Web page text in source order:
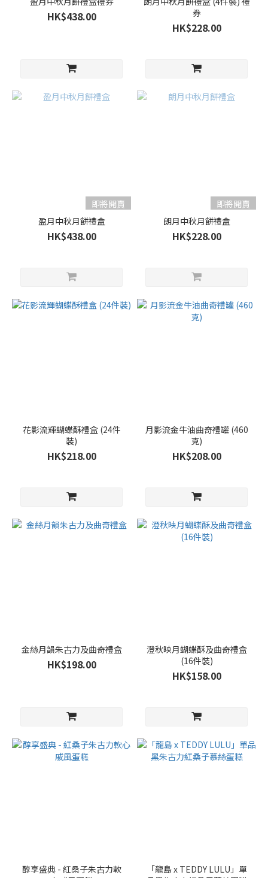
HK$438.00
券
HK$228.00
即將開賣
盈月中秋月餅禮盒
HK$438.00
即將開賣
朗月中秋月餅禮盒
HK$228.00
花影流輝蝴蝶酥禮盒 (24件
裝)
HK$218.00
月影流金牛油曲奇禮罐 (460
克)
HK$208.00
金絲月韻朱古力及曲奇禮盒
HK$198.00
澄秋映月蝴蝶酥及曲奇禮盒
(16件裝)
HK$158.00
醇享盛典 - 紅桑子朱古力軟
「龍島 x TEDDY LULU」單